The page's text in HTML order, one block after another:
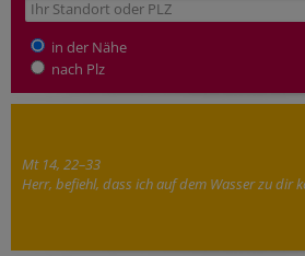
in der Nähe
nach Plz
Mt 14, 22–33
Herr, befiehl, dass ich auf dem Wasser zu dir